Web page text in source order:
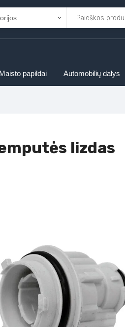
Maisto papildai Automobilių dalys
lizdas